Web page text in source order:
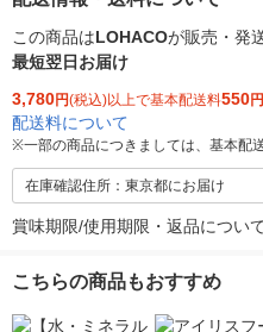
この商品はLOHACOが販売・発
最短翌日お届け
3,780円(税込)以上で基本配送料550円
配送料について
※一部の商品につきましては、基本配
在庫確認住所：東京都にお届け
賞味期限/使用期限・返品につい
こちらの商品もおすすめ